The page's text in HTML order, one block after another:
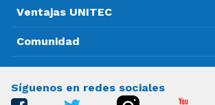
Ventajas UNITEC
Comunidad
Síguenos en redes sociales